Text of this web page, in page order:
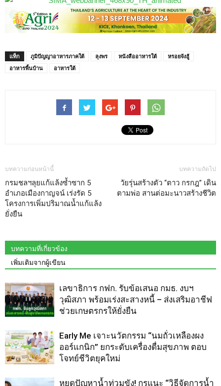
แท็ก ภูมิปัญญาอาหารภาคใต้ ลุงพร หนังสืออาหารใต้
หรอยจังฮู้
อาหารพื้นบ้าน
อาหารใต้
บทความก่อนหน้านี้
กรมชลฯลุยแก้แล้งซ้ำซาก 5
อำเภอเมืองกาญจน์ เร่งรัด 5
โครงการเพิ่มปริมาณน้ำแก้แล้ง
ยั่งยืน
บทความถัดไป
วัยรุ่นสร้างตัว “ตาว กรกฎ” เดิน
ตามพ่อ สานต่อมะนาวสร้างชีวิต
บทความที่เกี่ยวข้อง
เพิ่มเติมจากผู้เขียน
เลขาธิการ กฟก. รับข้อเสนอ กมธ. งบฯ
วุฒิสภา พร้อมเร่งสะสางหนี้ – ส่งเสริมอาชีฟ
ช่วยเกษตรกรให้ยั่งยืน
Early Me เจาะนวัตกรรม “นมถั่วเหลืองผง
ออร์แกนิก” ยกระดับเครื่องดื่มสุขภาพ ตอบ
โจทย์ชีวิตยุคใหม่
หยุดปัญหาน้ำท่วมขัง! กูรูแนะ “วิธีจัดการน้ำ